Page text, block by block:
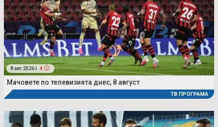
8 авг 2026 | 4
Мачовете по телевизията днес, 8 август
ТВ ПРОГРАМА